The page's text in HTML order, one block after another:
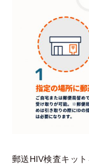
郵送HIV検査キッ